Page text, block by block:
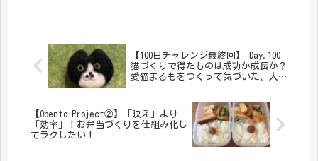
【100日チャレンジ最終回】 Day.100
猫づくりで得たものは成功か成長か？
愛猫まるもをつくって気づいた、人生
【Obento Project②】「映え」より
「効率」！お弁当づくりを仕組み化し
てラクしたい！